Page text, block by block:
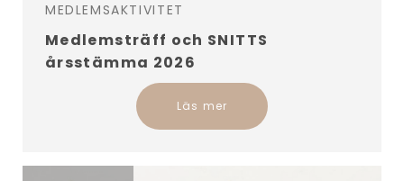
MEDLEMSAKTIVITET
Medlemsträff och SNITTS
årsstämma 2026
Läs mer